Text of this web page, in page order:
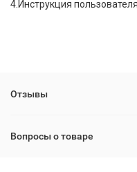
4.Инструкция
Отзывы
Вопросы о товаре